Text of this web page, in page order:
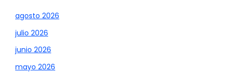
agosto 2026
julio 2026
junio 2026
mayo 2026